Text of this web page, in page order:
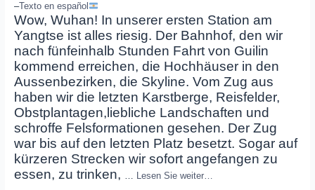
–Texto en español
Wow, Wuhan! In unserer ersten Station am
Yangtse ist alles riesig. Der Bahnhof, den wir
nach fünfeinhalb Stunden Fahrt von Guilin
kommend erreichen, die Hochhäuser in den
Aussenbezirken, die Skyline. Vom Zug aus
haben wir die letzten Karstberge, Reisfelder,
Obstplantagen,liebliche Landschaften und
schroffe Felsformationen gesehen. Der Zug
war bis auf den letzten Platz besetzt. Sogar auf
kürzeren Strecken wir sofort angefangen zu
essen, zu trinken, … Lesen Sie weiter…